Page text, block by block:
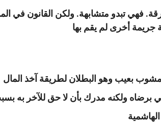
فهي تبدو متشابهة. ولكن القانون في
جريمة أخرى لم يقم بها
بعيب وهو البطلان لطريقة آخذ المال
برضاه ولكنه مدرك بأن لا حق للآخر به